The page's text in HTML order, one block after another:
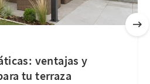
ventajas y
tu terraza